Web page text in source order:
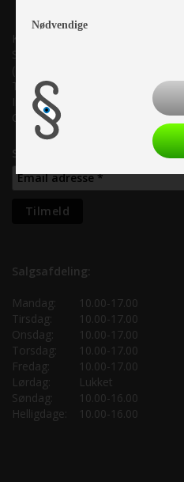
Kronjyllands Camping Center A/S
Suderholmen 10, 8960 Randers SØ
(Lige ud til Grenåvej)
Tlf. +45 87 10 98 70
Info@as-kcc.dk
CVR: 33 38 77 33
Samtykke til nyhedsbrev
Salgsafdeling:
Mandag:
10.00-17.00
Tirsdag:
10.00-17.00
Onsdag:
10.00-17.00
Torsdag:
10.00-17.00
Fredag:
10.00-17.00
Lørdag:
Lukket
Søndag:
10.00-16.00
Helligdage:
10.00-16.00
Nødvendige